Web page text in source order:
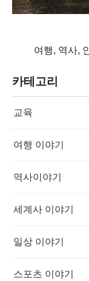
여행, 역사,
카테고리
교육
여행 이야기
역사이야기
세계사 이야기
일상 이야기
스포츠 이야기